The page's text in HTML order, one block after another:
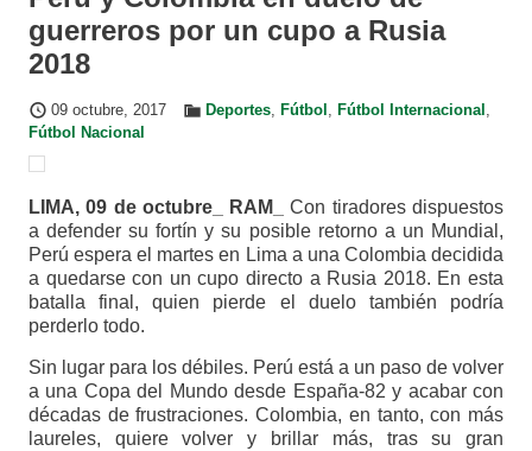
guerreros por un cupo a Rusia
2018
09 octubre, 2017 Deportes, Fútbol , Fútbol Internacional ,
Fútbol Nacional
LIMA, 09 de octubre_ RAM_
Con tiradores dispuestos
a defender su fortín y su posible retorno a un Mundial,
Perú espera el martes en Lima a una Colombia decidida
a quedarse con un cupo directo a Rusia 2018. En esta
batalla final, quien pierde el duelo también podría
perderlo todo.
Sin lugar para los débiles. Perú está a un paso de volver
a una Copa del Mundo desde España-82 y acabar con
décadas de frustraciones. Colombia, en tanto, con más
laureles, quiere volver y brillar más, tras su gran